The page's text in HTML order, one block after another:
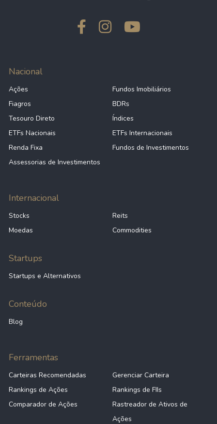
Nacional
Ações
Fundos Imobiliários
Fiagros
BDRs
Tesouro Direto
Índices
ETFs Nacionais
ETFs Internacionais
Renda Fixa
Fundos de Investimentos
Assessorias de Investimentos
Internacional
Stocks
Reits
Moedas
Commodities
Startups
Startups e Alternativos
Conteúdo
Blog
Ferramentas
Carteiras Recomendadas
Gerenciar Carteira
Rankings de Ações
Rankings de FIIs
Comparador de Ações
Rastreador de Ativos de
Ações